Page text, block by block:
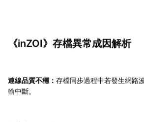
《inZOI》存檔異常成因解析
連線品質不穩： 存檔同步過程中若發生網路
輸中斷。